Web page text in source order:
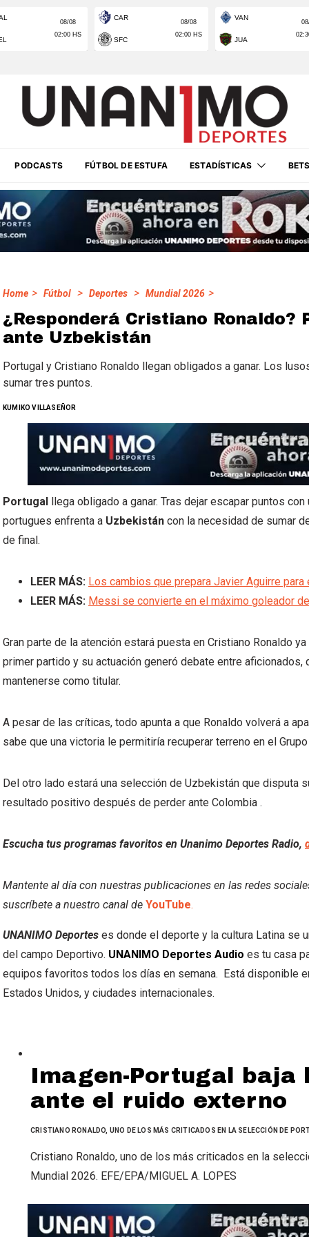
PODCASTS FÚTBOL DE ESTUFA ESTADÍSTICAS
Home > Fútbol > Deportes > Mundial 2026 >
¿Responderá Cristiano
ante Uzbekistán
Portugal y Cristiano Ronaldo llegan obligados a ganar. Los
sumar tres puntos.
KUMIKO VILLASEÑOR
Portugal llega obligado a ganar. Tras dejar escapar puntos
portugues enfrenta a Uzbekistán con la necesidad de sumar
de final.
LEER MÁS: Los cambios que prepara Javier Aguirre para
LEER MÁS: Messi se convierte en el máximo goleador
Gran parte de la atención estará puesta en Cristiano Ronaldo
primer partido y su actuación generó debate entre
mantenerse como titular.
A pesar de las críticas, todo apunta a que Ronaldo volverá a
sabe que una victoria le permitiría recuperar terreno en el Grupo
Del otro lado estará una selección de Uzbekistán que disputa
resultado positivo después de perder ante Colombia .
Escucha tus programas favoritos en Unanimo Deportes Radio,
Mantente al día con nuestras publicaciones en las redes
suscríbete a nuestro canal de YouTube.
UNANIMO Deportes es donde el deporte y la cultura Latina se
del campo Deportivo. UNANIMO Deportes Audio es tu casa
equipos favoritos todos los días en semana. Está disponible
Estados Unidos, y ciudades internacionales.
Imagen-Portugal baja
ante el ruido externo
CRISTIANO RONALDO, UNO DE LOS MÁS CRITICADOS EN LA SELECCIÓN DE
Cristiano Ronaldo, uno de los más criticados en la
Mundial 2026. EFE/EPA/MIGUEL A. LOPES